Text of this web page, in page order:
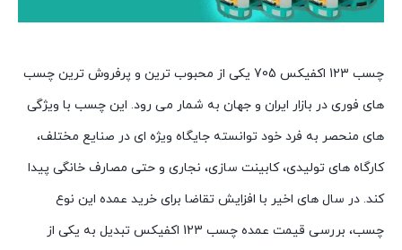
چسب 123 اکفیکس 705 یکی از محبوب ترین و پرفروش ترین چسب
های فوری در بازار ایران و جهان به شمار می رود. این چسب با ویژگی
های منحصر به فرد خود توانسته جایگاه ویژه ای در صنایع مختلف،
کارگاه های تولیدی، کابینت سازی، نجاری و حتی مصارف خانگی پیدا
کند. در سال های اخیر با افزایش تقاضا برای خرید عمده این نوع
چسب، بررسی قیمت عمده چسب 123 اکفیکس تبدیل به یکی از